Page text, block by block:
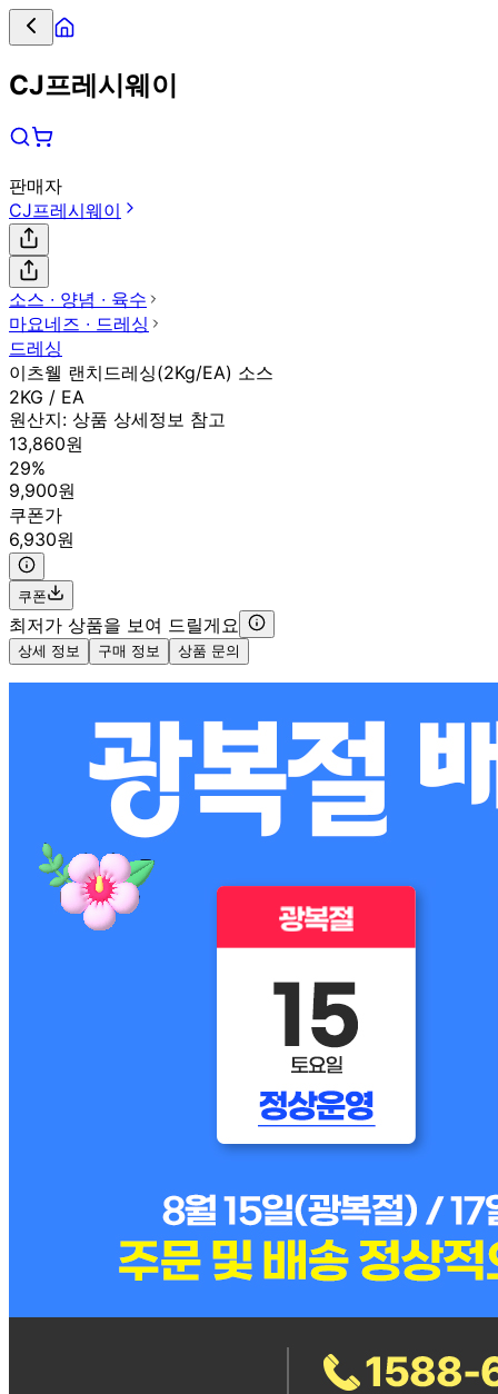
CJ프레시웨이
판매자
CJ프레시웨이
소스 ∙ 양념 ∙ 육수
마요네즈 ∙ 드레싱
드레싱
이츠웰 랜치드레싱(2Kg/EA) 소스
2KG / EA
원산지: 상품 상세정보 참고
13,860원
29%
9,900원
쿠폰가
6,930원
쿠폰
최저가 상품을 보여 드릴게요
상세 정보 구매 정보 상품 문의